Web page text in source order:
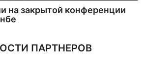
на закрытой конференции
ПАРТНЕРОВ